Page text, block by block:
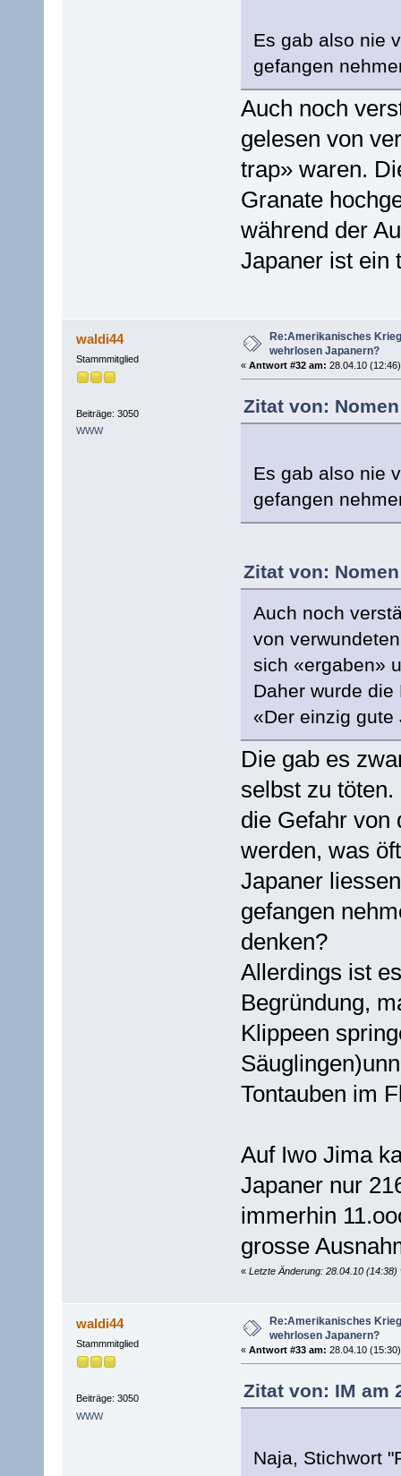
Es gab also nie
gefangen
Auch noch
gelesen von
trap» waren.
Granate
während der
Japaner ist ein
waldi44
Stammmitglied
Beiträge: 3050
WWW
Re:Amerikanisches
wehrlosen Japanern?
« Antwort #32 am: 28.04.10
Zitat von:
Es gab also nie
gefangen
Zitat von:
Auch noch
von
sich «ergaben»
Daher wurde
«Der einzig gute
Die gab es
selbst zu
die Gefahr von
werden, was
Japaner
gefangen
denken?
Allerdings ist
Begründung,
Klippeen
Tontauben im
Auf Iwo Jima
Japaner nur
immerhin
grosse
« Letzte Änderung: 28.04.10 (14:38)
waldi44
Stammmitglied
Beiträge: 3050
WWW
Re:Amerikanisches
wehrlosen Japanern?
« Antwort #33 am: 28.04.10
Zitat von: IM am
Naja, Stichwort